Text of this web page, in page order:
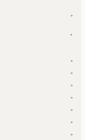
▾
▾
▾
▾
▾
▾
▾
▾
▾